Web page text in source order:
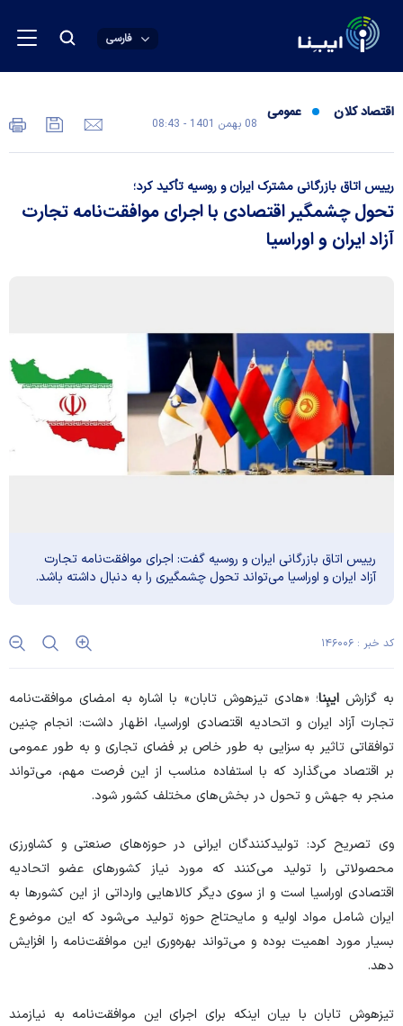
فارسی
اقتصاد کلان عمومی
08 بهمن 1401 - 08:43
رییس اتاق بازرگانی مشترک ایران و روسیه تأکید کرد؛
تحول چشمگیر اقتصادی با اجرای موافقت‌نامه تجارت
آزاد ایران و اوراسیا
رییس اتاق بازرگانی ایران و روسیه گفت: اجرای موافقت‌نامه تجارت
آزاد ایران و اوراسیا می‌تواند تحول چشمگیری را به دنبال داشته باشد.
کد خبر : ۱۴۶۰۰۶
به گزارشایبِنا؛ «هادی تیزهوش تابان» با اشاره به امضای موافقت‌نامه
تجارت آزاد ایران و اتحادیه اقتصادی اوراسیا، اظهار داشت: انجام چنین
توافقاتی تاثیر به سزایی به طور خاص بر فضای تجاری و به طور عمومی
بر اقتصاد می‌گذارد که با استفاده مناسب از این فرصت مهم، می‌تواند
منجر به جهش و تحول در بخش‌های مختلف کشور شود.
وی تصریح کرد: تولیدکنندگان ایرانی در حوزه‌های صنعتی و کشاورزی
محصولاتی را تولید می‌کنند که مورد نیاز کشور‌های عضو اتحادیه
اقتصادی اوراسیا است و از سوی دیگر کالا‌هایی وارداتی از این کشور‌ها به
ایران شامل مواد اولیه و مایحتاج حوزه تولید می‌شود که این موضوع
بسیار مورد اهمیت بوده و می‌تواند بهره‌وری این موافقت‌نامه را افزایش
دهد.
تیزهوش تابان با بیان اینکه برای اجرای این موافقت‌نامه به نیازمند